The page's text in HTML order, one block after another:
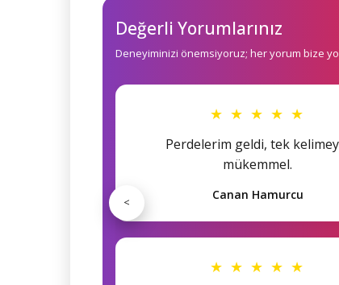
Değerli Yorumlarınız
Deneyiminizi önemsiyoruz; her yorum bize
★ ★ ★ ★ ★
Perdelerim geldi, tek
mükemmel.
Canan Hamurcu
★ ★ ★ ★ ★
<